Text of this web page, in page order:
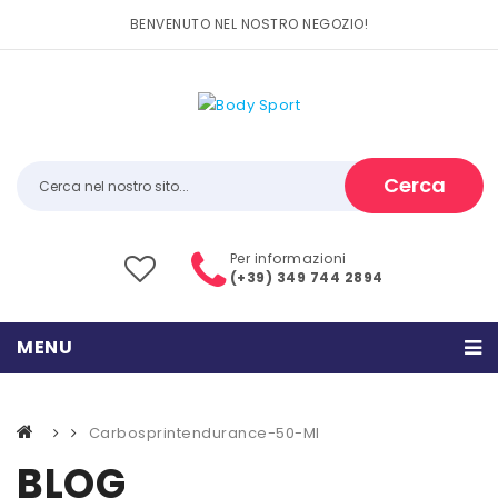
BENVENUTO NEL NOSTRO NEGOZIO!
Cerca
Per informazioni
(+39) 349 744 2894
MENU
PRODOTTI
CATEGORIE
Carbosprintendurance-50-Ml
BLOG